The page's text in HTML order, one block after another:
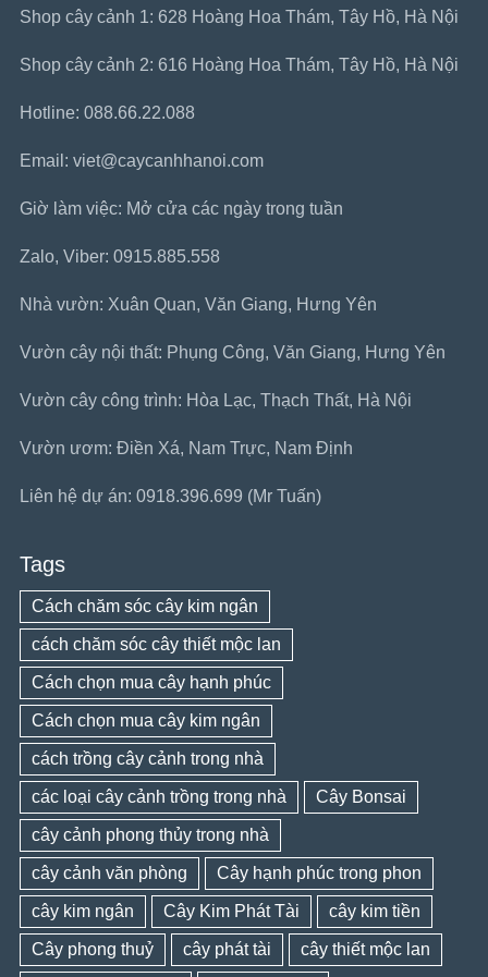
Shop cây cảnh 1: 628 Hoàng Hoa Thám, Tây Hồ, Hà Nội
Shop cây cảnh 2: 616 Hoàng Hoa Thám, Tây Hồ, Hà Nội
Hotline: 088.66.22.088
Email: viet@caycanhhanoi.com
Giờ làm việc: Mở cửa các ngày trong tuần
Zalo, Viber: 0915.885.558
Nhà vườn: Xuân Quan, Văn Giang, Hưng Yên
Vườn cây nội thất: Phụng Công, Văn Giang, Hưng Yên
Vườn cây công trình: Hòa Lạc, Thạch Thất, Hà Nội
Vườn ươm: Điền Xá, Nam Trực, Nam Định
Liên hệ dự án: 0918.396.699 (Mr Tuấn)
Tags
Cách chăm sóc cây kim ngân
cách chăm sóc cây thiết mộc lan
Cách chọn mua cây hạnh phúc
Cách chọn mua cây kim ngân
cách trồng cây cảnh trong nhà
các loại cây cảnh trồng trong nhà Cây Bonsai
cây cảnh phong thủy trong nhà
cây cảnh văn phòng Cây hạnh phúc trong phon
cây kim ngân Cây Kim Phát Tài cây kim tiền
Cây phong thuỷ cây phát tài cây thiết mộc lan